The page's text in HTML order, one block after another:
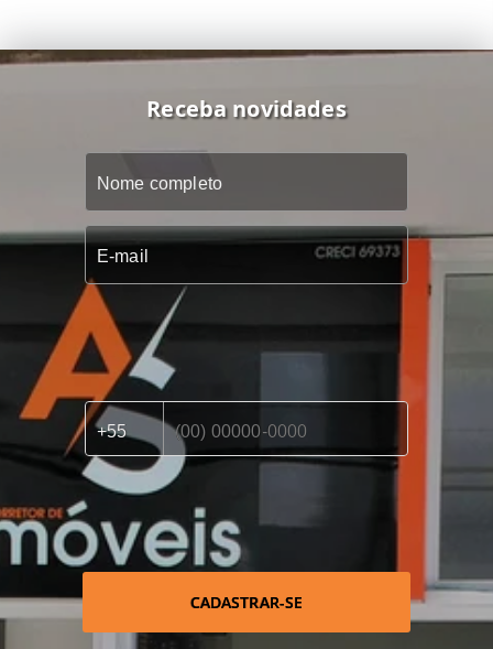
Receba novidades
CADASTRAR-SE